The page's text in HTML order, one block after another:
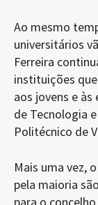
Ao mesmo
universitários
Ferreira
instituições
aos jovens e
de Tecnologia
Politécnico de
Mais uma vez,
pela maioria
para o